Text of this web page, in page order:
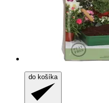
do košíka